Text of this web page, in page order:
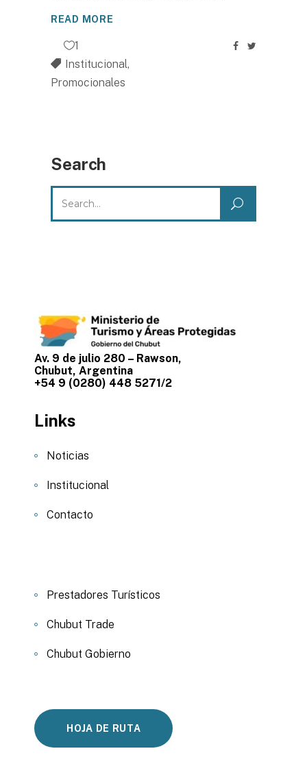
READ MORE
1
Institucional,
Promocionales
Search
Search
for:
Av. 9 de julio 280 – Rawson,
Chubut, Argentina
+54 9 (0280) 448 5271/2
Links
Noticias
Institucional
Contacto
Prestadores Turísticos
Chubut Trade
Chubut Gobierno
HOJA DE RUTA